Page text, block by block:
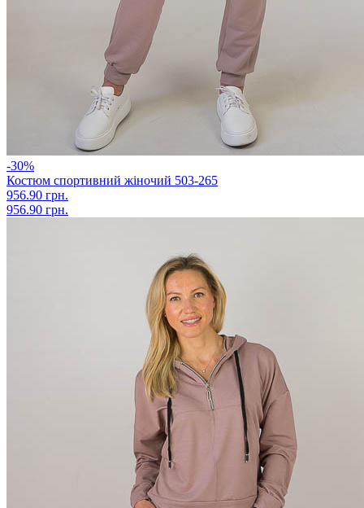
-30%
Костюм спортивний жіночий 503-265
956.90 грн.
956.90 грн.